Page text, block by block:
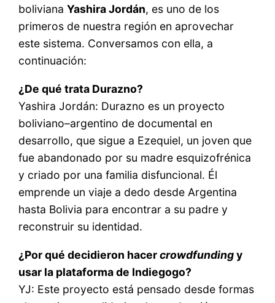
bolivianaYashira Jordán, es uno de los
primeros de nuestra región en aprovechar
este sistema. Conversamos con ella, a
continuación:
¿De qué trata Durazno?
Yashira Jordán: Durazno es un proyecto
boliviano–argentino de documental en
desarrollo, que sigue a Ezequiel, un joven que
fue abandonado por su madre esquizofrénica
y criado por una familia disfuncional. Él
emprende un viaje a dedo desde Argentina
hasta Bolivia para encontrar a su padre y
reconstruir su identidad.
¿Por qué decidieron hacercrowdfundingy
usar la plataforma de Indiegogo?
YJ: Este proyecto está pensado desde formas